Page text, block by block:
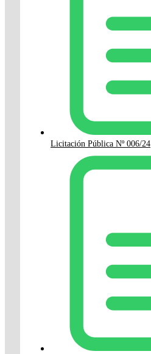
Licitación Pública Nº 006/24